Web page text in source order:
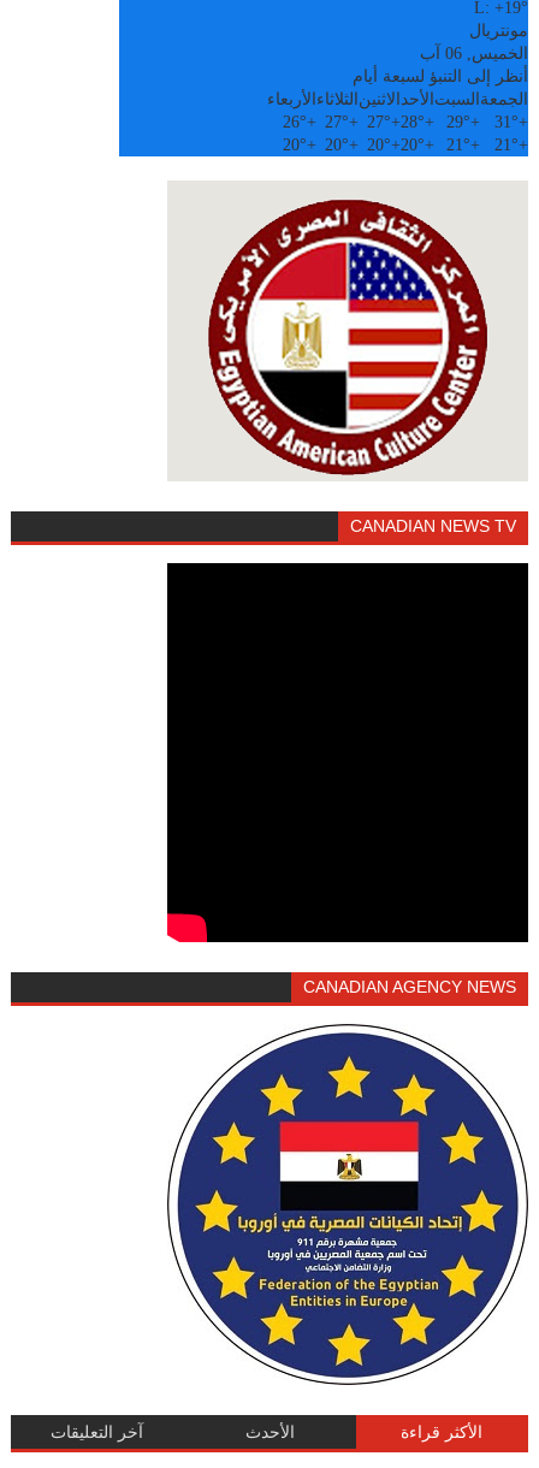
L:+19°
مونتريال
الخميس, 06 آب
أنظر إلى التنبؤ لسبعة أيام
الجمعة السبت الأحدالاثنين الثلاثاء الأربعاء
+
31°
+
29°
+
28°
+
27°
+
27°
+
26°
+
21°
+
21°
+
20°
+
20°
+
20°
+
20°
CANADIAN NEWS TV
CANADIAN AGENCY NEWS
الأكثر قراءة الأحدث آخر التعليقات